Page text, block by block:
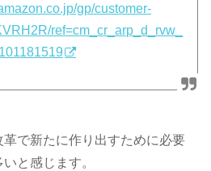
gp/customer-
ref=cm_cr_arp_d_rvw_
革で新たに作り出すために必要
と感じます。